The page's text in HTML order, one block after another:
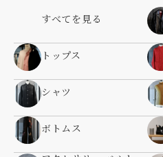
すべてを見る
トップス
シャツ
ボトムス